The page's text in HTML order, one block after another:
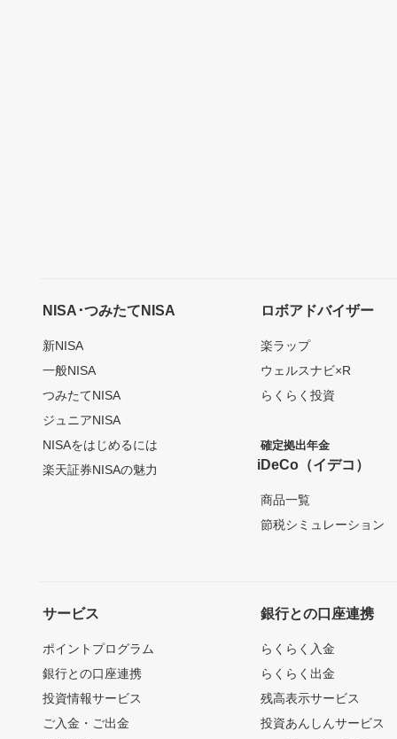
NISA･つみたてNISA
新NISA
一般NISA
つみたてNISA
ジュニアNISA
NISAをはじめるには
楽天証券NISAの魅力
ロボアドバイザー
楽ラップ
ウェルスナビ×R
らくらく投資
確定拠出年金
iDeCo（イデコ）
商品一覧
節税シミュレーション
サービス
ポイントプログラム
銀行との口座連携
投資情報サービス
ご入金・ご出金
銀行との口座連携
らくらく入金
らくらく出金
残高表示サービス
投資あんしんサービス